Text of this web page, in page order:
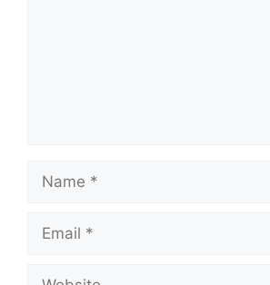
Name
Email
Website